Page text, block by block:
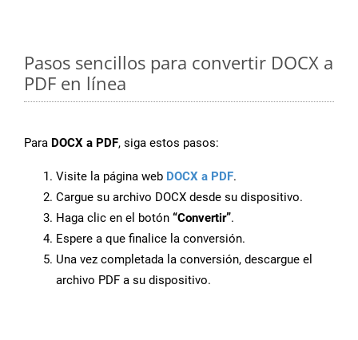
Pasos sencillos para convertir DOCX a
PDF en línea
Para DOCX a PDF, siga estos pasos:
Visite la página web DOCX a PDF.
Cargue su archivo DOCX desde su dispositivo.
Haga clic en el botón “Convertir”.
Espere a que finalice la conversión.
Una vez completada la conversión, descargue el
archivo PDF a su dispositivo.